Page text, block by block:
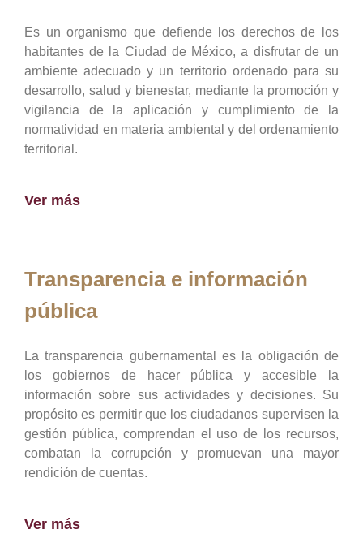
Es un organismo que defiende los derechos de los
habitantes de la Ciudad de México, a disfrutar de un
ambiente adecuado y un territorio ordenado para su
desarrollo, salud y bienestar, mediante la promoción y
vigilancia de la aplicación y cumplimiento de la
normatividad en materia ambiental y del ordenamiento
territorial.
Ver más
Transparencia e información
pública
La transparencia gubernamental es la obligación de
los gobiernos de hacer pública y accesible la
información sobre sus actividades y decisiones. Su
propósito es permitir que los ciudadanos supervisen la
gestión pública, comprendan el uso de los recursos,
combatan la corrupción y promuevan una mayor
rendición de cuentas.
Ver más